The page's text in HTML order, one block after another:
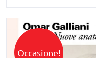
Occasione!